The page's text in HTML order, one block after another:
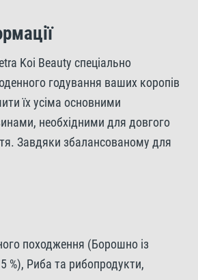
Koi Beauty спеціально
годування ваших коропів
їх усіма основними
необхідними для довгого
Завдяки збалансованому для
та високоякісним
на ключові поживні
та зародки пшениці, ці гранули
необхідною для здорового
походження (Борошно із
%), Риба та рибопродукти,